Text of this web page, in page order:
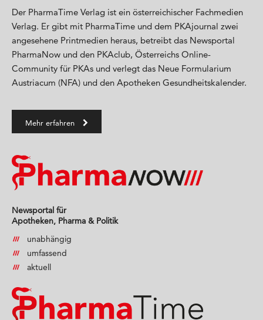
Der PharmaTime Verlag ist ein österreichischer Fachmedien
Verlag. Er gibt mit PharmaTime und dem PKAjournal zwei
angesehene Printmedien heraus, betreibt das Newsportal
PharmaNow und den PKAclub, Österreichs Online-
Community für PKAs und verlegt das Neue Formularium
Austriacum (NFA) und den Apotheken Gesundheitskalender.
Mehr erfahren
Newsportal für
Apotheken, Pharma & Politik
unabhängig
umfassend
aktuell